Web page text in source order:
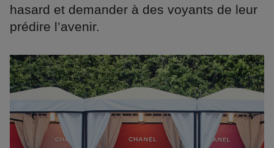
hasard et demander à des voyants de leur
prédire l’avenir.